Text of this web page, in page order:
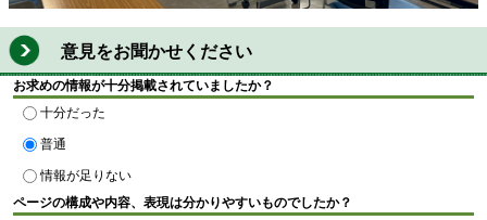
意見をお聞かせください
お求めの情報が十分掲載されていましたか？
十分だった
普通
情報が足りない
ページの構成や内容、表現は分かりやすいものでしたか？